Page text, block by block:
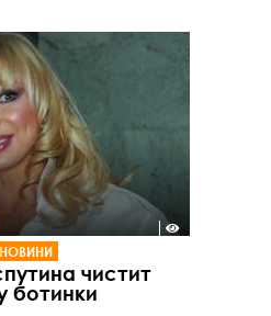
НОВИНИ
чистит
ботинки